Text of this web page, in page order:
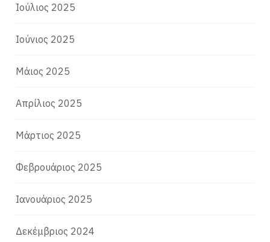
Ιούλιος 2025
Ιούνιος 2025
Μάιος 2025
Απρίλιος 2025
Μάρτιος 2025
Φεβρουάριος 2025
Ιανουάριος 2025
Δεκέμβριος 2024